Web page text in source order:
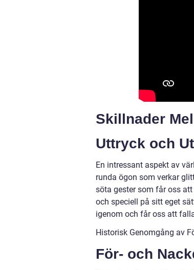
Skillnader
Uttryck och
En intressant aspekt av
runda ögon som verkar
söta gester som får oss
och speciell på sitt eget
igenom och får oss att
Historisk Genomgång av
För- och